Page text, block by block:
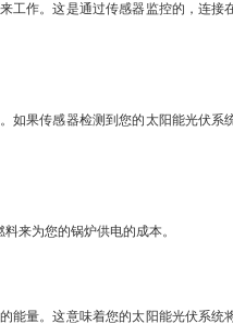
作。这是通过传感器监控的，连接
果传感器检测到您的太阳能光伏系
来为您的锅炉供电的成本。
量。这意味着您的太阳能光伏系统